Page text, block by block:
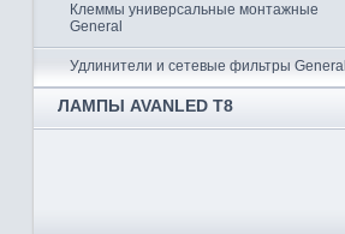
Клеммы универсальные монтажные
General
Удлинители и сетевые фильтры General
ЛАМПЫ AVANLED T8